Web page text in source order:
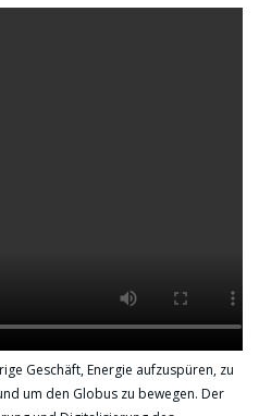
Geschäft, Energie aufzuspüren, zu
um den Globus zu bewegen. Der